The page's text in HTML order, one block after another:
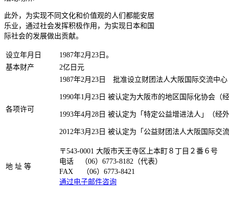
此外，为实现不同文化和价值观的人们都能安居
乐业，通过社会发挥积极作用，为实现日本和国
际社会的发展做出贡献。
设立年月日
1987年2月23日。
基本财产
2亿日元
各项许可
1987年2月23日 批准设立财团法人大阪国际交流中
1990年1月23日 被认定为大阪市的地区国际化协会（
1993年4月28日 被认定为「特定公益增进法人」（经
2012年3月23日 被认定为「公益财团法人大阪国际交
地 址 等
〒543-0001 大阪市天王寺区上本町８丁目２番６号
电话 （06）6773-8182（代表）
FAX （06）6773-8421
通过电子邮件咨询